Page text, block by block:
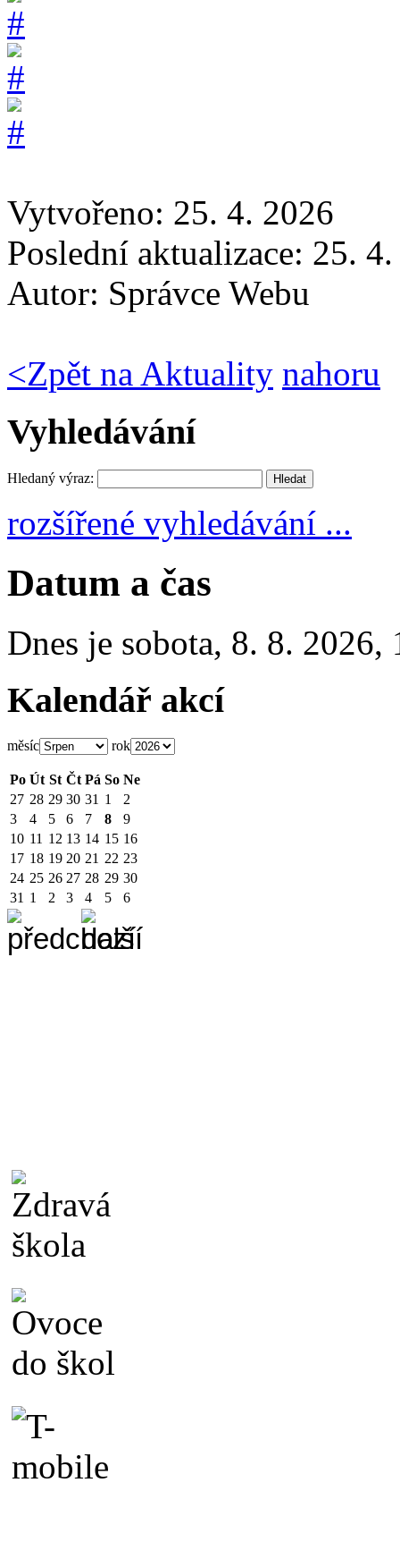
Vytvořeno: 25. 4. 2026
Poslední aktualizace: 25.
Autor: Správce Webu
<Zpět na Aktuality nahoru
Vyhledávání
Hledaný výraz:
rozšířené vyhledávání ...
Datum a čas
Dnes je sobota, 8. 8. 2026,
Kalendář akcí
měsíc rok
Po Út St Čt Pá So Ne
27 28 29 30 31 1
2
3
4 5 6 7 8
9
10 11 12 13 14 15 16
17 18 19 20 21 22 23
24 25 26 27 28 29 30
31 1 2 3 4 5 6